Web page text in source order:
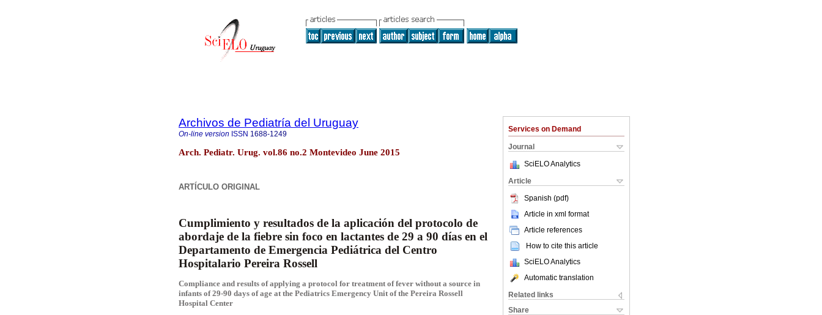
Services on Demand
Journal
SciELO Analytics
Article
Spanish (pdf)
Article in xml format
Article references
How to cite this article
SciELO Analytics
Automatic translation
Related links
Share
Archivos de Pediatría del Uruguay
On-line version ISSN 1688-1249
Arch. Pediatr. Urug. vol.86 no.2 Montevideo June 2015
ARTÍCULO ORIGINAL
Cumplimiento y resultados de la aplicación del protocolo de
abordaje de la fiebre sin foco en lactantes de 29 a 90 días en el
Departamento de Emergencia Pediátrica del Centro
Hospitalario Pereira Rossell
Compliance and results of applying a protocol for treatment of fever without a source in
infants of 29-90 days of age at the Pediatrics Emergency Unit of the Pereira Rossell
Hospital Center